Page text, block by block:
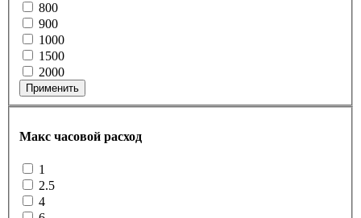
800
900
1000
1500
2000
Применить
Макс часовой расход
1
2.5
4